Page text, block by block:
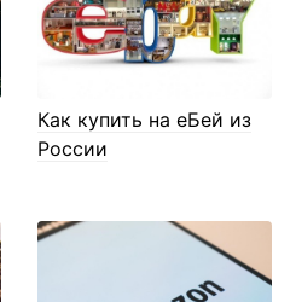
Как купить на еБей из
России